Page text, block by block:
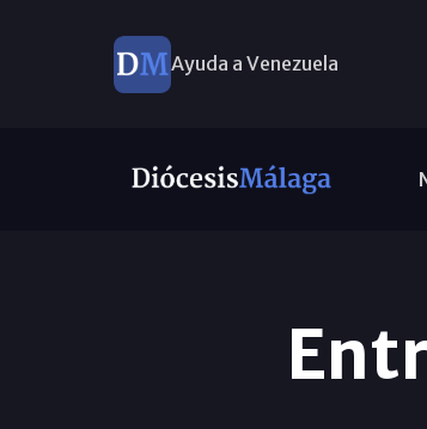
Ayuda a Venezuela